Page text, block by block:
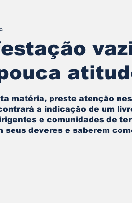
Nadja Ómi Afefé artigos
matéria, preste atenção
a indicação de um
e comunidades de
deveres e saberem